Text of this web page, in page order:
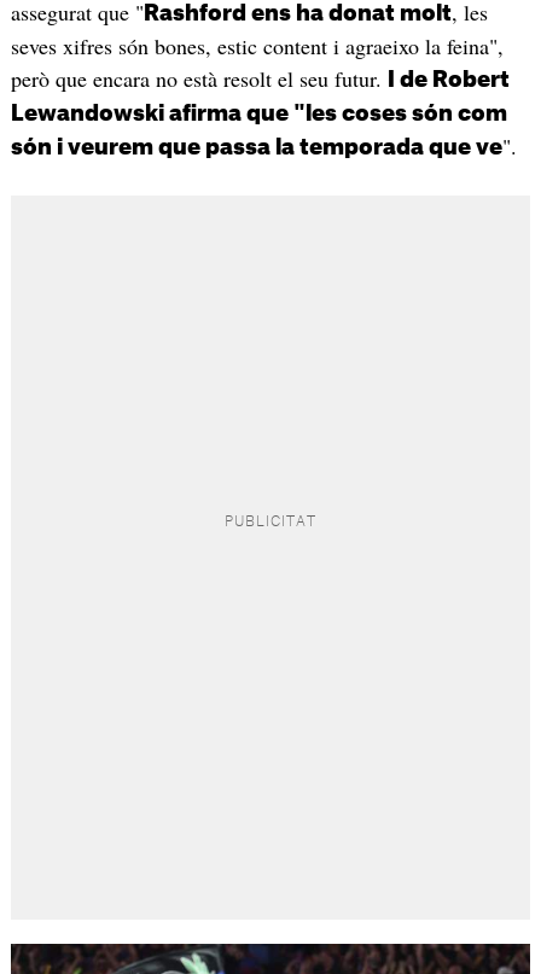
assegurat que " Rashford ens ha donat molt, les
seves xifres són bones, estic content i agraeixo la feina",
però que encara no està resolt el seu futur.
I de Robert
Lewandowski afirma que "les coses són com
són i veurem que passa la temporada que ve".